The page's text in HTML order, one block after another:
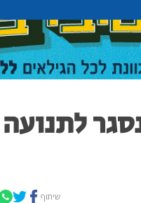
נסגר לתנועה
שיתוף